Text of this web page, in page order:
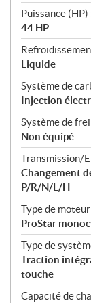
Puissance (HP)
44 HP
Liquide
Système de
Injection
Système de
Non équipé
Transmission/
Changement
P/R/N/L/H
Type de moteur
ProStar
Type de
Traction
touche
Capacité de